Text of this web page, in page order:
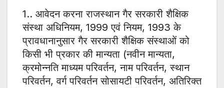
1.. आवेदन करना राजस्थान गैर सरकारी शैक्षिक
संस्था अधिनियम, 1999 एवं नियम, 1993 के
प्रावधानानुसार गैर सरकारी शैक्षिक संस्थाओं को
किसी भी प्रकार की मान्यता (नवीन मान्यता,
क्रमोन्नति माध्यम परिवर्तन, नाम परिवर्तन, स्थान
परिवर्तन, वर्ग परिवर्तन सोसायटी परिवर्तन, अतिरिक्त